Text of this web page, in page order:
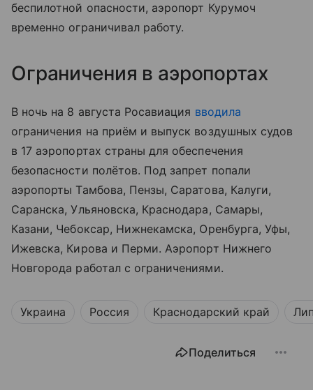
беспилотной опасности, аэропорт Курумоч
временно ограничивал работу.
Ограничения в аэропортах
В ночь на 8 августа Росавиация вводила
ограничения на приём и выпуск воздушных судов
в 17 аэропортах страны для обеспечения
безопасности полётов. Под запрет попали
аэропорты Тамбова, Пензы, Саратова, Калуги,
Саранска, Ульяновска, Краснодара, Самары,
Казани, Чебоксар, Нижнекамска, Оренбурга, Уфы,
Ижевска, Кирова и Перми. Аэропорт Нижнего
Новгорода работал с ограничениями.
Украина Россия Краснодарский край
Поделиться